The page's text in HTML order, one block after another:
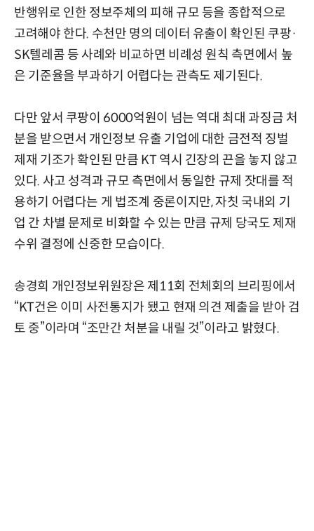
반행위로 인한 정보주체의 피해 규모 등을 종합적으로
고려해야 한다. 수천만 명의 데이터 유출이 확인된 쿠팡·
SK텔레콤 등 사례와 비교하면 비례성 원칙 측면에서 높
은 기준율을 부과하기 어렵다는 관측도 제기된다.
다만 앞서 쿠팡이 6000억원이 넘는 역대 최대 과징금 처
분을 받으면서 개인정보 유출 기업에 대한 금전적 징벌
제재 기조가 확인된 만큼 KT 역시 긴장의 끈을 놓지 않고
있다. 사고 성격과 규모 측면에서 동일한 규제 잣대를 적
용하기 어렵다는 게 법조계 중론이지만, 자칫 국내외 기
업 간 차별 문제로 비화할 수 있는 만큼 규제 당국도 제재
수위 결정에 신중한 모습이다.
송경희 개인정보위원장은 제11회 전체회의 브리핑에서
“KT건은 이미 사전통지가 됐고 현재 의견 제출을 받아 검
토 중”이라며 “조만간 처분을 내릴 것”이라고 밝혔다.